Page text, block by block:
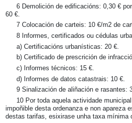
6 Demolición de edificacións: 0,30 €
60 €.
7 Colocación de carteis: 10 €/m2 de
8 Informes, certificados ou cédulas
a) Certificacións urbanísticas: 20 €.
b) Certificado de prescrición de
c) Informes técnicos: 15 €.
d) Informes de datos catastrais: 10 €.
9 Sinalización de aliñación e rasantes:
10 Por toda aquela actividade
impoñible desta ordenanza e non apareza
destas tarifas, esixirase unha taxa mínima